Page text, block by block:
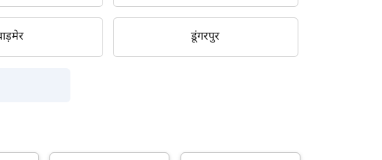
डूंगरपुर
Conditionsand
Data with